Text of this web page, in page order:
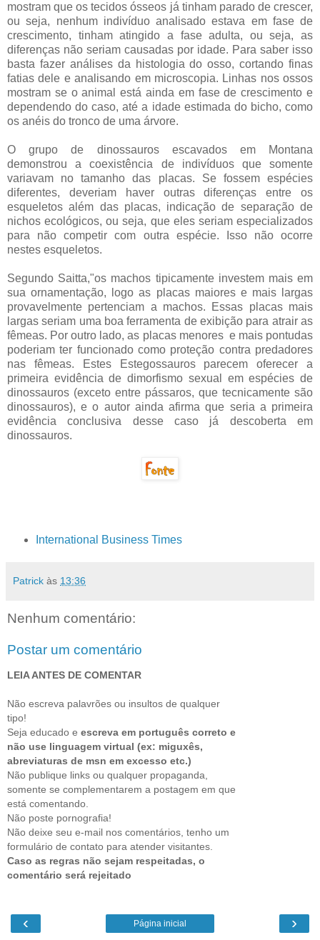
mostram que os tecidos ósseos já tinham parado de crescer,
ou seja, nenhum indivíduo analisado estava em fase de
crescimento, tinham atingido a fase adulta, ou seja, as
diferenças não seriam causadas por idade. Para saber isso
basta fazer análises da histologia do osso, cortando finas
fatias dele e analisando em microscopia. Linhas nos ossos
mostram se o animal está ainda em fase de crescimento e
dependendo do caso, até a idade estimada do bicho, como
os anéis do tronco de uma árvore.
O grupo de dinossauros escavados em Montana
demonstrou a coexistência de indivíduos que somente
variavam no tamanho das placas. Se fossem espécies
diferentes, deveriam haver outras diferenças entre os
esqueletos além das placas, indicação de separação de
nichos ecológicos, ou seja, que eles seriam especializados
para não competir com outra espécie. Isso não ocorre
nestes esqueletos.
Segundo Saitta,"os machos tipicamente investem mais em
sua ornamentação, logo as placas maiores e mais largas
provavelmente pertenciam a machos. Essas placas mais
largas seriam uma boa ferramenta de exibição para atrair as
fêmeas. Por outro lado, as placas menores e mais pontudas
poderiam ter funcionado como proteção contra predadores
nas fêmeas. Estes Estegossauros parecem oferecer a
primeira evidência de dimorfismo sexual em espécies de
dinossauros (exceto entre pássaros, que tecnicamente são
dinossauros), e o autor ainda afirma que seria a primeira
evidência conclusiva desse caso já descoberta em
dinossauros.
International Business Times
Patrick às 13:36
Nenhum comentário:
Postar um comentário
LEIA ANTES DE COMENTAR
Não escreva palavrões ou insultos de qualquer
tipo!
Seja educado e escreva em português correto e
não use linguagem virtual (ex: miguxês,
abreviaturas de msn em excesso etc.)
Não publique links ou qualquer propaganda,
somente se complementarem a postagem em que
está comentando.
Não poste pornografia!
Não deixe seu e-mail nos comentários, tenho um
formulário de contato para atender visitantes.
Caso as regras não sejam respeitadas, o
comentário será rejeitado
‹ ›
Página inicial